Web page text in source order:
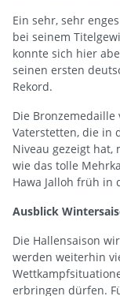
Ein sehr, sehr
bei seinem
konnte sich hier
seinen ersten
Rekord.
Die Bronzemedaille
Vaterstetten, die in
Niveau gezeigt hat,
wie das tolle
Hawa Jalloh früh in
Ausblick
Die Hallensaison
werden weiterhin
erbringen dürfen.